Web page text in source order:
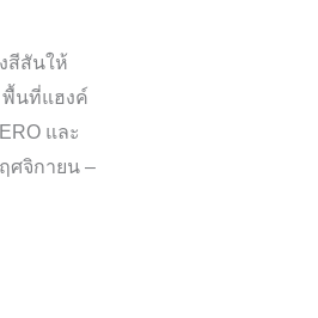
สีสันให้
พื้นที่แฮงค์
และ
ศจิกายน –